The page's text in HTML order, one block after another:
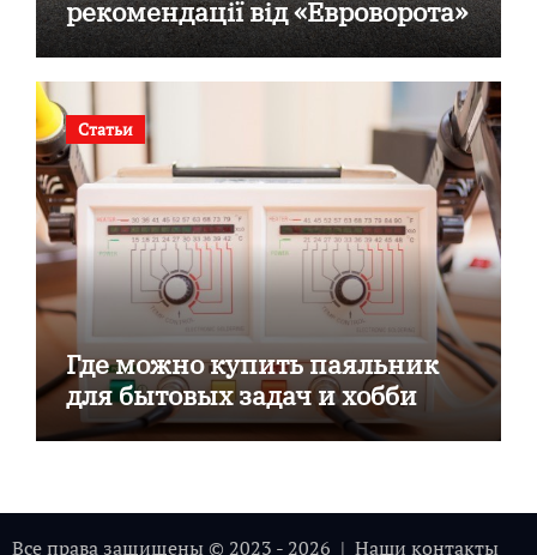
рекомендації від «Евроворота»
Статьи
Где можно купить паяльник
для бытовых задач и хобби
Все права защищены © 2023 - 2026 | Наши контакты